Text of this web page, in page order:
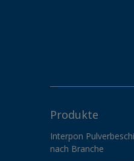
Produkte
Interpon
nach Branche